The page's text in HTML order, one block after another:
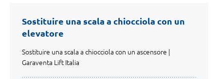
Sostituire una scala a chiocciola con un
elevatore
Sostituire una scala a chiocciola con un ascensore |
Garaventa Lift Italia